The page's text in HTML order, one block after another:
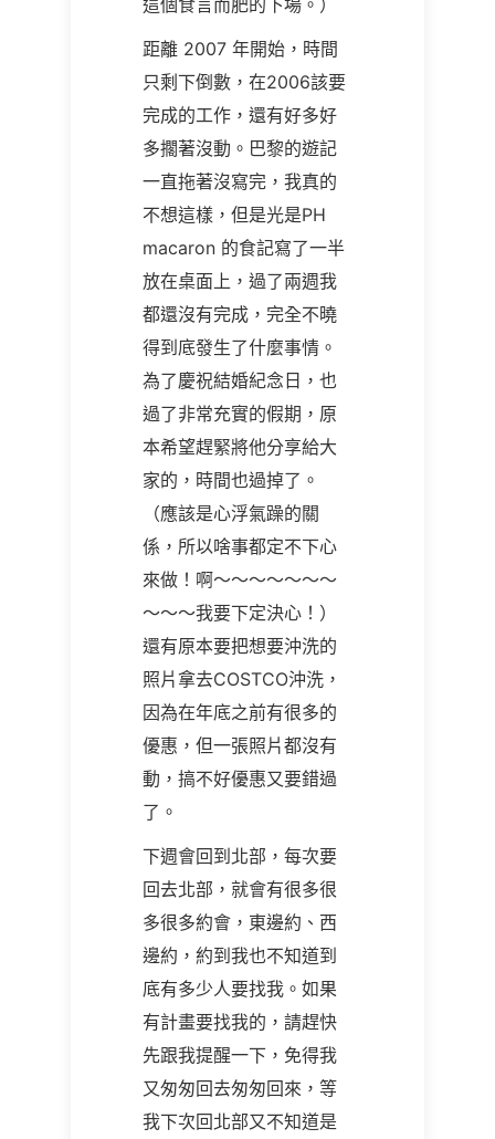
這個食言而肥的下場。）
距離 2007 年開始，時間
只剩下倒數，在2006該要
完成的工作，還有好多好
多擱著沒動。巴黎的遊記
一直拖著沒寫完，我真的
不想這樣，但是光是PH
macaron 的食記寫了一半
放在桌面上，過了兩週我
都還沒有完成，完全不曉
得到底發生了什麼事情。
為了慶祝結婚紀念日，也
過了非常充實的假期，原
本希望趕緊將他分享給大
家的，時間也過掉了。
（應該是心浮氣躁的關
係，所以啥事都定不下心
來做！啊～～～～～～～
～～～我要下定決心！）
還有原本要把想要沖洗的
照片拿去COSTCO沖洗，
因為在年底之前有很多的
優惠，但一張照片都沒有
動，搞不好優惠又要錯過
了。
下週會回到北部，每次要
回去北部，就會有很多很
多很多約會，東邊約、西
邊約，約到我也不知道到
底有多少人要找我。如果
有計畫要找我的，請趕快
先跟我提醒一下，免得我
又匆匆回去匆匆回來，等
我下次回北部又不知道是